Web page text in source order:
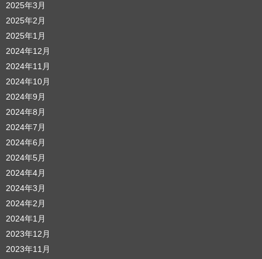
2025年3月
2025年2月
2025年1月
2024年12月
2024年11月
2024年10月
2024年9月
2024年8月
2024年7月
2024年6月
2024年5月
2024年4月
2024年3月
2024年2月
2024年1月
2023年12月
2023年11月